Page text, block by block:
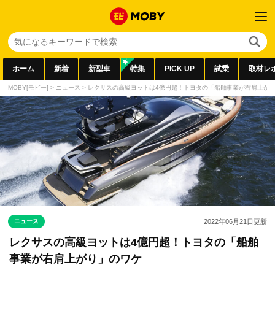
ホーム 新着 新型車 特集 PICK UP 試乗 取材レ
MOBY[モビー] > ニュース > レクサスの高級ヨットは4億円超！トヨタの「船舶事業が右肩上が
ニュース 2022年06月21日更新
レクサスの高級ヨットは4億円超！トヨタの「船舶
事業が右肩上がり」のワケ